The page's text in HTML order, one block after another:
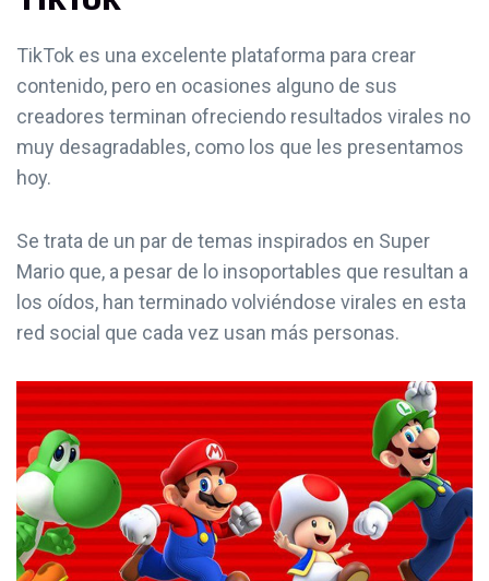
TikTok es una excelente plataforma para crear
contenido, pero en ocasiones alguno de sus
creadores terminan ofreciendo resultados virales no
muy desagradables, como los que les presentamos
hoy.
Se trata de un par de temas inspirados en Super
Mario que, a pesar de lo insoportables que resultan a
los oídos, han terminado volviéndose virales en esta
red social que cada vez usan más personas.